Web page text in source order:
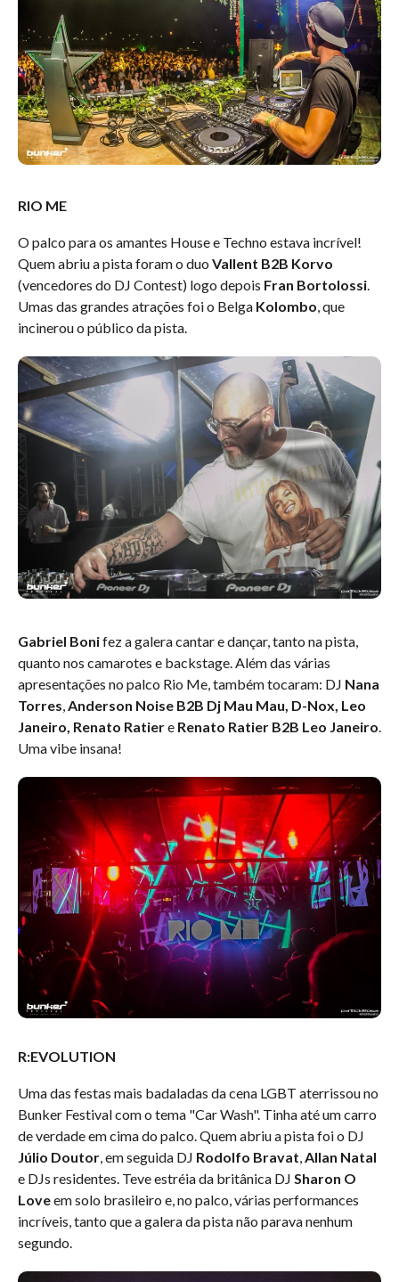
RIO ME
O palco para os amantes House e Techno estava incrível!
Quem abriu a pista foram o duo Vallent B2B Korvo
(vencedores do DJ Contest) logo depois Fran Bortolossi.
Umas das grandes atrações foi o Belga Kolombo, que
incinerou o público da pista.
Gabriel Bonifez a galera cantar e dançar, tanto na pista,
quanto nos camarotes e backstage. Além das várias
apresentações no palco Rio Me, também tocaram: DJ Nana
Torres Anderson Noise B2B Dj Mau Mau, D-Nox, Leo
Janeiro, Renato Ratiere Renato Ratier B2B Leo Janeiro
Uma vibe insana!
R:EVOLUTION
Uma das festas mais badaladas da cena LGBT aterrissou no
Bunker Festival com o tema "Car Wash". Tinha até um carro
de verdade em cima do palco. Quem abriu a pista foi o DJ
Júlio Doutor, em seguida DJ Rodolfo Bravat,Allan Natal
e DJs residentes. Teve estréia da britânica DJ Sharon O
Loveem solo brasileiro e, no palco, várias performances
incríveis, tanto que a galera da pista não parava nenhum
segundo.